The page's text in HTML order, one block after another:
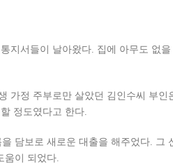
지서들이 날아왔다. 집에 아무도 없을
가정 주부로만 살았던 김인수씨 부인
정도였다고 한다.
담보로 새로운 대출을 해주었다. 그
움이 되었다.